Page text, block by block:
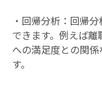
・回帰分析：回帰
できます。例えば
への満足度との関
す。